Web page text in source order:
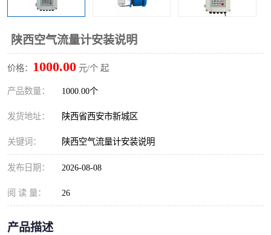
陕西空气流量计安装说明
价格： 1000.00 元/个 起
产品数量： 1000.00个
发货地址： 陕西省西安市新城区
关键词： 陕西空气流量计安装说明
发布日期： 2026-08-08
阅 读 量： 26
产品描述